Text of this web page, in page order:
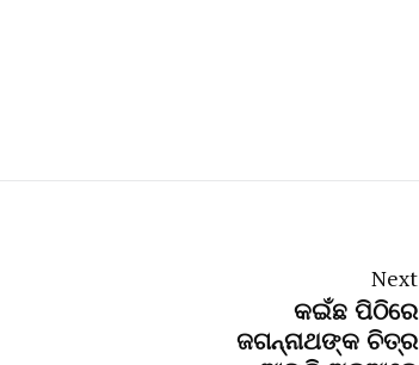
Next
କଇଁଛ ପିଠିରେ
ଜଗନ୍ନାଥଙ୍କ ଚିତ୍ର